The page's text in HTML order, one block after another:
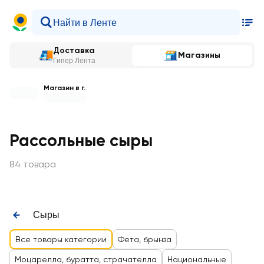
Доставка
Гипер Лента
Магазины
Магазин в г.
Рассольные сыры
84 товара
Сыры
Все товары категории Фета, брынза
Моцарелла, буратта, страчателла Национальные